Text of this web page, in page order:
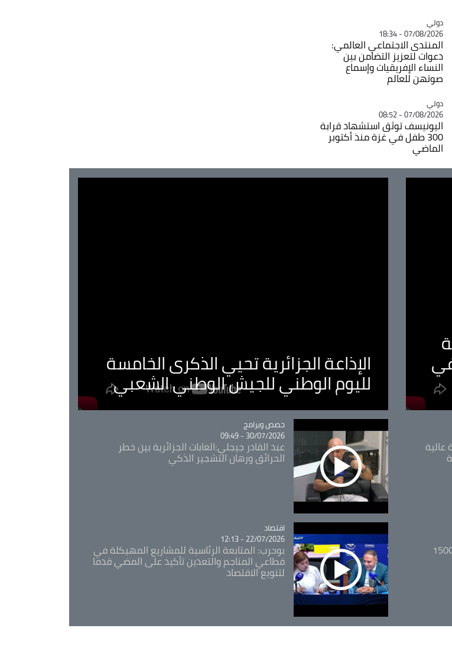
Catégorie
دولي
07/08/2026 - 18:34
المنتدى الاجتماعي العالمي:
دعوات لتعزيز التضامن بين
النساء الإفريقيات وإسماع
صوتهن للعالم
Catégorie
دولي
07/08/2026 - 08:52
اليونيسف توثق استشهاد قرابة
300 طفل في غزة منذ أكتوبر
الماضي
الإذاعة الجزائرية تحيي الذكرى الخامسة
لليوم الوطني للجيش الوطني الشعبي
عالية
Catégorie
حصص وبرامج
30/07/2026 - 09:49
عبد القادر جيجلي:الغابات الجزائرية بين خطر
الحرائق ورهان التشجير الذكي
للغابات: 445 حريقاً وأكثر من 1500
Catégorie
اقتصاد
22/07/2026 - 12:13
بوحرب: المتابعة الرئاسية للمشاريع المهيكلة في
قطاعي المناجم والتعدين تأكيد على المضي قدما
لتنويع الاقتصاد